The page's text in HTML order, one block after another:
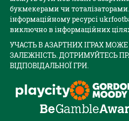
букмекерами чи
інформаційному ресурсі
виключно в інформаційних
УЧАСТЬ В АЗАРТНИХ ІГРАХ
ЗАЛЕЖНІСТЬ. ДОТРИМУЙТЕСЬ
ВІДПОВІДАЛЬНОЇ ГРИ.